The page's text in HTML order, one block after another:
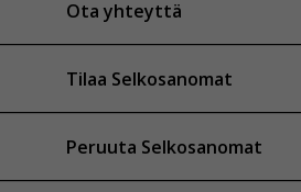
Ota yhteyttä
Tilaa Selkosanomat
Peruuta Selkosanomat